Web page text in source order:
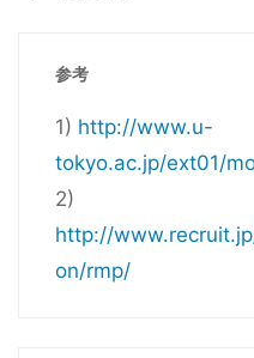
参考
1) http://www.u-
tokyo.ac.jp/ext01/
2)
http://
on/rmp/